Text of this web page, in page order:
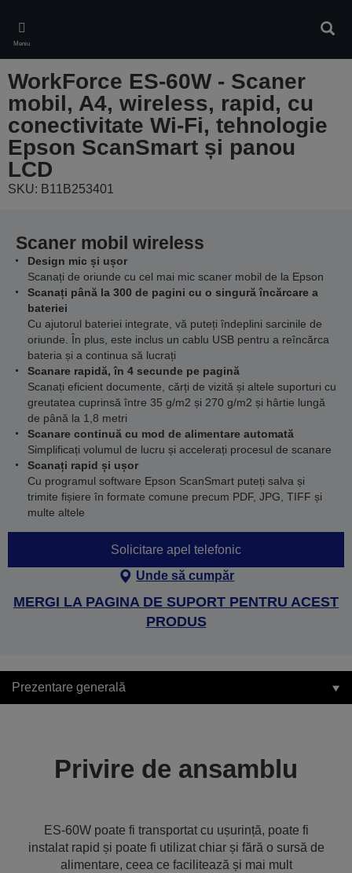
main
content
Meniu
WorkForce ES-60W - Scaner
mobil, A4, wireless, rapid, cu
conectivitate Wi-Fi, tehnologie
Epson ScanSmart și panou
LCD
SKU: B11B253401
Scaner mobil wireless
Design mic și ușor
Scanați de oriunde cu cel mai mic scaner mobil de la Epson
Scanați până la 300 de pagini cu o singură încărcare a
bateriei
Cu ajutorul bateriei integrate, vă puteți îndeplini sarcinile de
oriunde. În plus, este inclus un cablu USB pentru a reîncărca
bateria și a continua să lucrați
Scanare rapidă, în 4 secunde pe pagină
Scanați eficient documente, cărți de vizită și altele suporturi cu
greutatea cuprinsă între 35 g/m2 și 270 g/m2 și hârtie lungă
de până la 1,8 metri
Scanare continuă cu mod de alimentare automată
Simplificați volumul de lucru și accelerați procesul de scanare
Scanați rapid și ușor
Cu programul software Epson ScanSmart puteți salva și
trimite fișiere în formate comune precum PDF, JPG, TIFF și
multe altele
Solicitare apel telefonic
Unde să cumpăr
MERGI LA PAGINA DE SUPORT PENTRU ACEST
PRODUS
Prezentare generală
Privire de ansamblu
ES-60W poate fi transportat cu ușurință, poate fi
instalat rapid și poate fi utilizat chiar și fără o sursă de
alimentare, ceea ce facilitează și mai mult